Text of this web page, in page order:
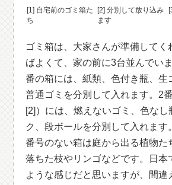
[1] 自宅前のゴミ箱た
ち
[2] 分別して放り込み
ます
ゴミ箱は、大家さんが準備してく
ばよくて、家の前に3台並んでい
番の箱には、紙類、色付き瓶、生
普通ゴミを分別して入れます。2
[2]）には、燃えないゴミ、色なし
ク、段ボールを分別して入れます
番号のない箱は庭から出る植物た
落ちた枝やリンゴなどです。日本
ような感じだと思いますが、間違